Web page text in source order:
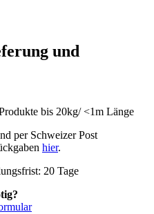
und
bis 20kg/ <1m Länge
per Schweizer Post
hier.
20 Tage